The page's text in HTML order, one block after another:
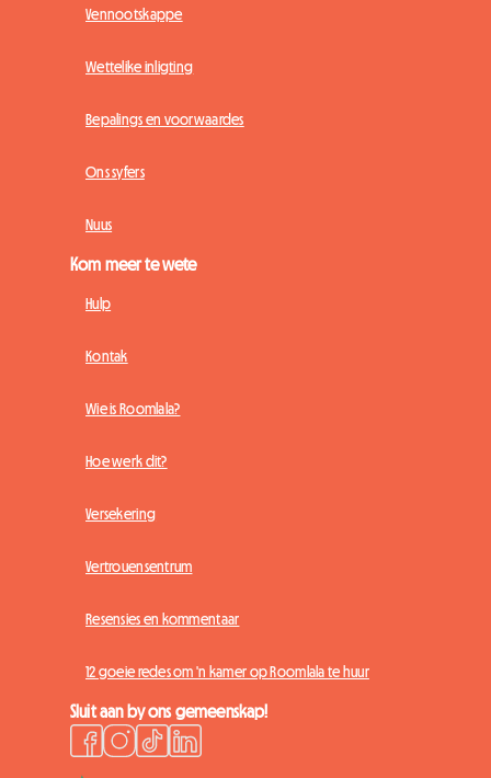
Vennootskappe
Wettelike inligting
Bepalings en voorwaardes
Ons syfers
Nuus
Kom meer te wete
Hulp
Kontak
Wie is Roomlala?
Hoe werk dit?
Versekering
Vertrouensentrum
Resensies en kommentaar
12 goeie redes om 'n kamer op Roomlala te huur
Sluit aan by ons gemeenskap!